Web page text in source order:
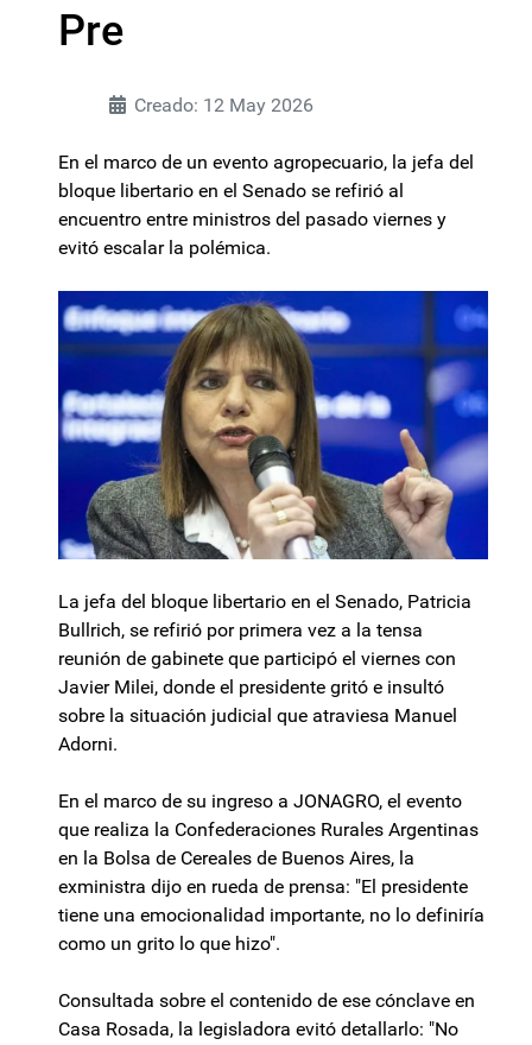
Pre
Creado: 12 May 2026
En el marco de un evento agropecuario, la jefa del
bloque libertario en el Senado se refirió al
encuentro entre ministros del pasado viernes y
evitó escalar la polémica.
La jefa del bloque libertario en el Senado, Patricia
Bullrich, se refirió por primera vez a la tensa
reunión de gabinete que participó el viernes con
Javier Milei, donde el presidente gritó e insultó
sobre la situación judicial que atraviesa Manuel
Adorni.
En el marco de su ingreso a JONAGRO, el evento
que realiza la Confederaciones Rurales Argentinas
en la Bolsa de Cereales de Buenos Aires, la
exministra dijo en rueda de prensa: "El presidente
tiene una emocionalidad importante, no lo definiría
como un grito lo que hizo".
Consultada sobre el contenido de ese cónclave en
Casa Rosada, la legisladora evitó detallarlo: "No